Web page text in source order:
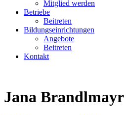
Mitglied werden
Betriebe
Beitreten
Bildungseinrichtungen
Angebote
Beitreten
Kontakt
Jana Brandlmayr